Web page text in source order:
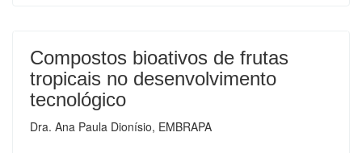
Compostos bioativos de frutas
tropicais no desenvolvimento
tecnológico
Dra. Ana Paula Dionísio, EMBRAPA